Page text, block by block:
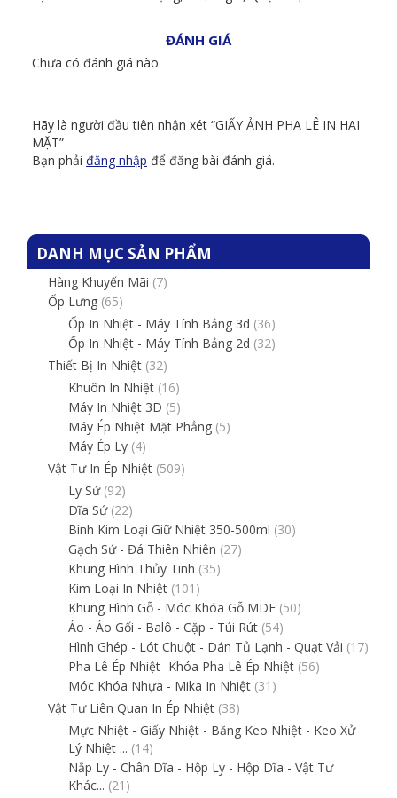
ĐÁNH GIÁ
Chưa có đánh giá nào.
Hãy là người đầu tiên nhận xét “GIẤY ẢNH PHA LÊ IN HAI
MẶT”
Bạn phải đăng nhập để đăng bài đánh giá.
DANH MỤC SẢN PHẨM
Hàng Khuyến Mãi (7)
Ốp Lưng (65)
Ốp In Nhiệt - Máy Tính Bảng 3d (36)
Ốp In Nhiệt - Máy Tính Bảng 2d (32)
Thiết Bị In Nhiệt (32)
Khuôn In Nhiệt (16)
Máy In Nhiệt 3D (5)
Máy Ép Nhiệt Mặt Phẳng (5)
Máy Ép Ly (4)
Vật Tư In Ép Nhiệt (509)
Ly Sứ (92)
Dĩa Sứ (22)
Bình Kim Loại Giữ Nhiệt 350-500ml (30)
Gạch Sứ - Đá Thiên Nhiên (27)
Khung Hình Thủy Tinh (35)
Kim Loại In Nhiệt (101)
Khung Hình Gỗ - Móc Khóa Gỗ MDF (50)
Áo - Áo Gối - Balô - Cặp - Túi Rút (54)
Hình Ghép - Lót Chuột - Dán Tủ Lạnh - Quạt Vải (17)
Pha Lê Ép Nhiệt -Khóa Pha Lê Ép Nhiệt (56)
Móc Khóa Nhựa - Mika In Nhiệt (31)
Vật Tư Liên Quan In Ép Nhiệt (38)
Mực Nhiệt - Giấy Nhiệt - Băng Keo Nhiệt - Keo Xử
Lý Nhiệt ... (14)
Nắp Ly - Chân Dĩa - Hộp Ly - Hộp Dĩa - Vật Tư
Khác... (21)